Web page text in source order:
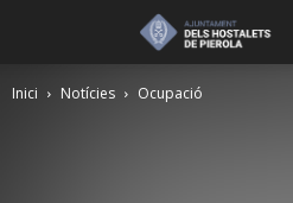
Inici Notícies Ocupació